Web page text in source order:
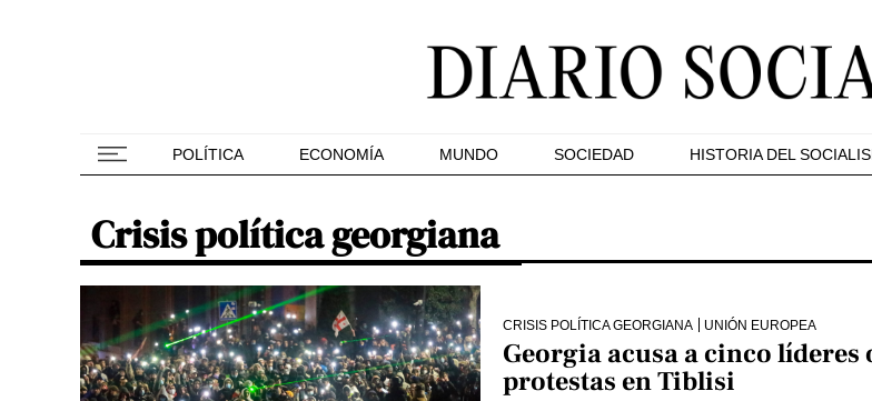
POLÍTICA ECONOMÍA MUNDO SOCIEDAD HISTORIA DEL
Crisis política georgiana
CRISIS POLÍTICA GEORGIANA UNIÓN EUROPEA
Georgia acusa a cinco
protestas en Tiblisi